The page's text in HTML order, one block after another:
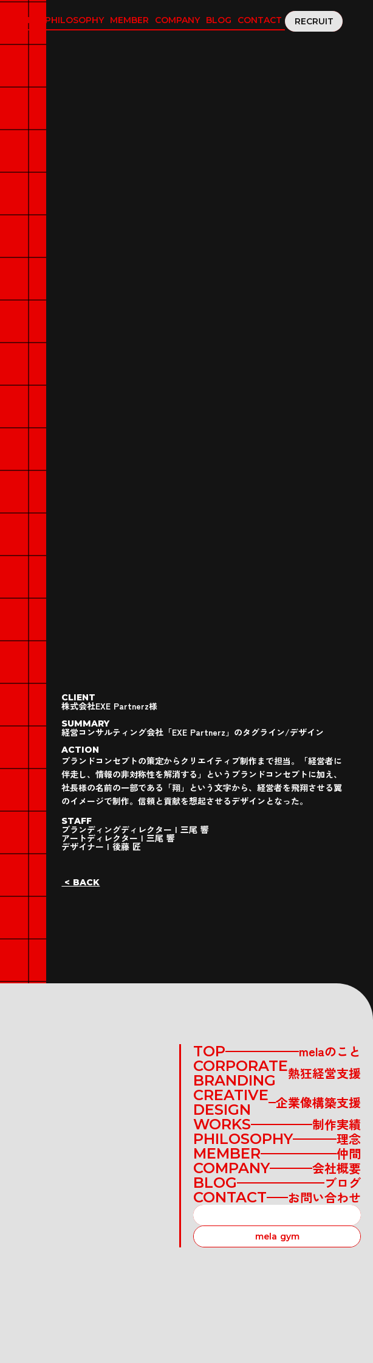
WORKS PHILOSOPHY MEMBER COMPANY BLOG CONTACT RECRUIT
TOP
melaのこと
CORPORATE
BRANDING
熱狂経営支援
CREATIVE
DESIGN
企業像構築支援
WORKS
制作実績
PHILOSOPHY
理念
MEMBER
仲間
COMPANY
会社概要
BLOG
ブログ
CONTACT
お問い合わせ
mela gym
CLIENT
株式会社EXE Partnerz様
SUMMARY
経営コンサルティング会社「EXE Partnerz」のタグライン/デザイン
ACTION
ブランドコンセプトの策定からクリエイティブ制作まで担当。「経営者に
伴走し、情報の非対称性を解消する」というブランドコンセプトに加え、
社長様の名前の一部である「翔」という文字から、経営者を飛翔させる翼
のイメージで制作。信頼と貢献を想起させるデザインとなった。
STAFF
ブランディングディレクター | 三尾 響
アートディレクター | 三尾 響
デザイナー | 後藤 匠
< BACK